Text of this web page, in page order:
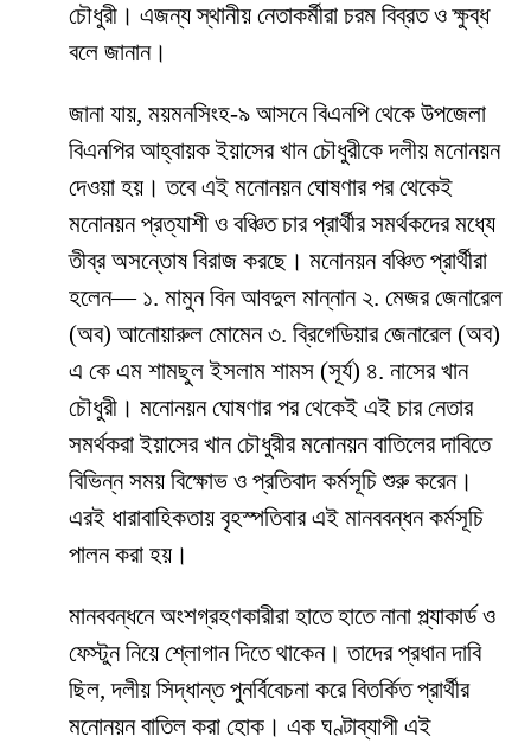
চৌধুরী। এজন্য স্থানীয় নেতাকর্মীরা চরম বিব্রত ও ক্ষুব্ধ
বলে জানান।
জানা যায়, ময়মনসিংহ-৯ আসনে বিএনপি থেকে উপজেলা
বিএনপির আহ্বায়ক ইয়াসের খান চৌধুরীকে দলীয় মনোনয়ন
দেওয়া হয়। তবে এই মনোনয়ন ঘোষণার পর থেকেই
মনোনয়ন প্রত্যাশী ও বঞ্চিত চার প্রার্থীর সমর্থকদের মধ্যে
তীব্র অসন্তোষ বিরাজ করছে। মনোনয়ন বঞ্চিত প্রার্থীরা
হলেন— ১. মামুন বিন আবদুল মান্নান ২. মেজর জেনারেল
(অব) আনোয়ারুল মোমেন ৩. ব্রিগেডিয়ার জেনারেল (অব)
এ কে এম শামছুল ইসলাম শামস (সূর্য) ৪. নাসের খান
চৌধুরী। মনোনয়ন ঘোষণার পর থেকেই এই চার নেতার
সমর্থকরা ইয়াসের খান চৌধুরীর মনোনয়ন বাতিলের দাবিতে
বিভিন্ন সময় বিক্ষোভ ও প্রতিবাদ কর্মসূচি শুরু করেন।
এরই ধারাবাহিকতায় বৃহস্পতিবার এই মানববন্ধন কর্মসূচি
পালন করা হয়।
মানববন্ধনে অংশগ্রহণকারীরা হাতে হাতে নানা প্ল্যাকার্ড ও
ফেস্টুন নিয়ে শ্লোগান দিতে থাকেন। তাদের প্রধান দাবি
ছিল, দলীয় সিদ্ধান্ত পুনর্বিবেচনা করে বিতর্কিত প্রার্থীর
মনোনয়ন বাতিল করা হোক। এক ঘণ্টাব্যাপী এই